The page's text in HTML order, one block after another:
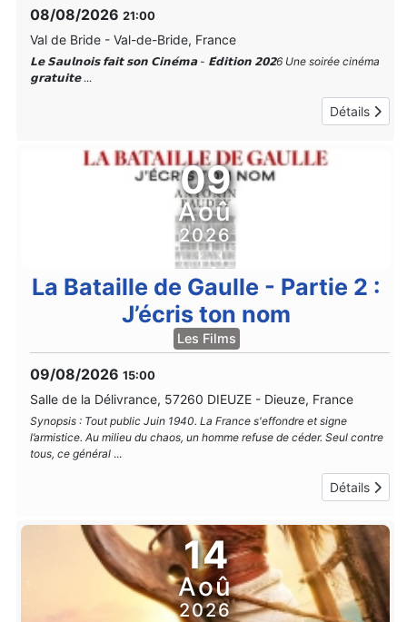
08/08/2026 21:00
Val de Bride - Val-de-Bride, France
𝗟𝗲 𝗦𝗮𝘂𝗹𝗻𝗼𝗶𝘀 𝗳𝗮𝗶𝘁 𝘀𝗼𝗻 𝗖𝗶𝗻𝗲́𝗺𝗮 - 𝗘́𝗱𝗶𝘁𝗶𝗼𝗻 𝟮𝟬𝟮6 Une soirée cinéma
𝗴𝗿𝗮𝘁𝘂𝗶𝘁𝗲...
Détails
09
Aoû
2026
La Bataille de Gaulle - Partie 2 :
J’écris ton nom
Les Films
09/08/2026 15:00
Salle de la Délivrance, 57260 DIEUZE - Dieuze, France
Synopsis : Tout public Juin 1940. La France s'effondre et signe
l’armistice. Au milieu du chaos, un homme refuse de céder. Seul contre
tous, ce général ...
Détails
14
Aoû
2026